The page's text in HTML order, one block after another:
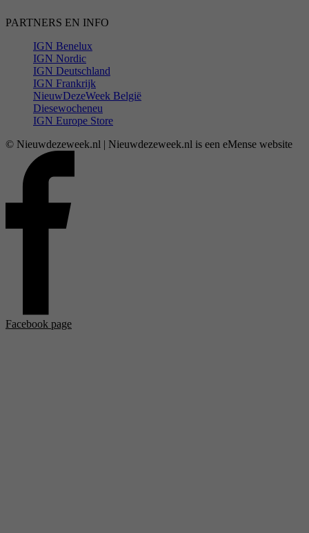
PARTNERS EN INFO
IGN Benelux
IGN Nordic
IGN Deutschland
IGN Frankrijk
NieuwDezeWeek België
Diesewocheneu
IGN Europe Store
© Nieuwdezeweek.nl | Nieuwdezeweek.nl is een eMense website
Facebook page